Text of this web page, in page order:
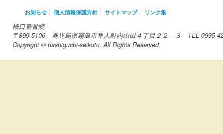
お知らせ 個人情報保護方針 サイトマップ リンク集
橋口整骨院
〒899-5106 鹿児島県霧島市隼人町内山田４丁目２２－３ TEL 0995-
Copyright © hashiguchi-seikotu. All Rights Reserved.